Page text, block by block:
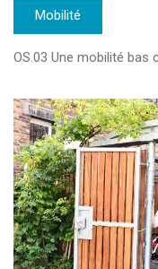
Mobilité
OS.03 Une mobilité bas